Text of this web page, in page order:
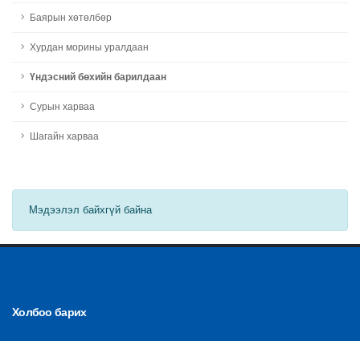
Баярын хөтөлбөр
Хурдан морины уралдаан
Үндэсний бөхийн барилдаан
Сурын харваа
Шагайн харваа
Мэдээлэл байхгүй байна
Холбоо барих